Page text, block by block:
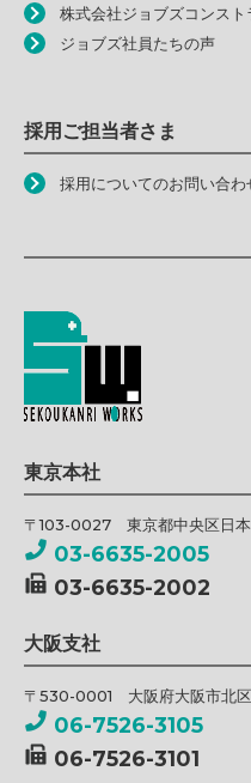
株式会社ジョブズコンスト
ジョブズ社員たちの声
採用ご担当者さま
採用についてのお問い合わ
東京本社
〒103-0027 東京都中央区日
03-6635-2005
03-6635-2002
大阪支社
〒530-0001 大阪府大阪市北
06-7526-3105
06-7526-3101